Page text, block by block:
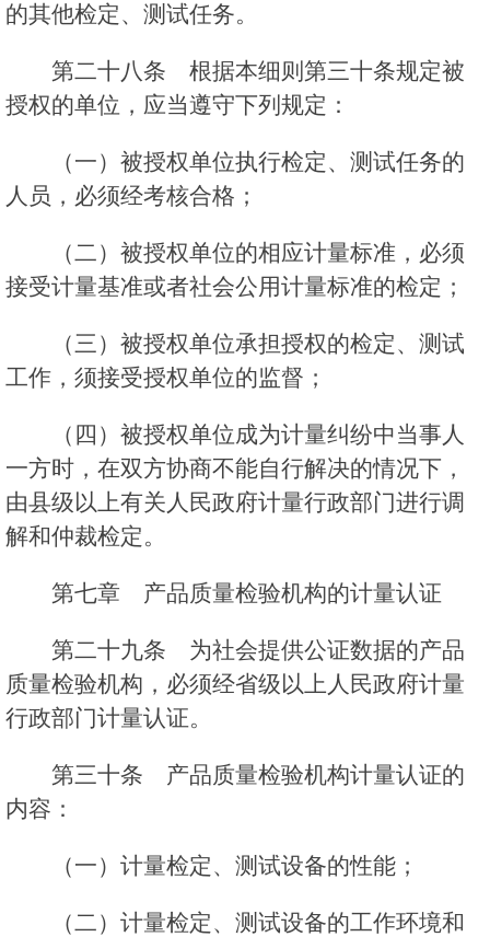
的其他检定、测试任务。
第二十八条 根据本细则第三十条规定被
授权的单位，应当遵守下列规定：
（一）被授权单位执行检定、测试任务的
人员，必须经考核合格；
（二）被授权单位的相应计量标准，必须
接受计量基准或者社会公用计量标准的检定；
（三）被授权单位承担授权的检定、测试
工作，须接受授权单位的监督；
（四）被授权单位成为计量纠纷中当事人
一方时，在双方协商不能自行解决的情况下，
由县级以上有关人民政府计量行政部门进行调
解和仲裁检定。
第七章 产品质量检验机构的计量认证
第二十九条 为社会提供公证数据的产品
质量检验机构，必须经省级以上人民政府计量
行政部门计量认证。
第三十条 产品质量检验机构计量认证的
内容：
（一）计量检定、测试设备的性能；
（二）计量检定、测试设备的工作环境和